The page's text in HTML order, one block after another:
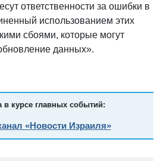
ответственности за ошибки в
использованием этих
сбоями, которые могут
данных».
в курсе главных событий:
«Новости Израиля»